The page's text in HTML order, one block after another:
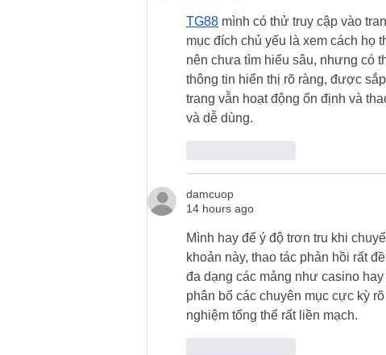
TG88 mình có thử truy cập vào
mục đích chủ yếu là xem cách họ
nên chưa tìm hiểu sâu, nhưng có
thông tin hiển thị rõ ràng, được
trang vẫn hoạt động ổn định và
và dễ dùng.
damcuop
14 hours ago
Mình hay để ý độ trơn tru khi
khoản này, thao tác phản hồi rất
đa dạng các mảng như casino
phân bổ các chuyên mục cực kỳ
nghiệm tổng thể rất liền mạch.